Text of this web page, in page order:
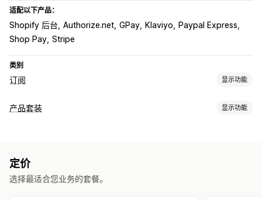
适配以下产品：
Shopify 后台 Authorize.net GPay Klaviyo
Paypal Express
Shop Pay Stripe
类别
订阅 显示功能
订阅类型
您可以设置的定价
定期付款 订阅立享折扣
产品套装 显示功能
自选套装盒
增销套装 交叉销售套装 组合购买
定价
选择最适合您业务的套餐。